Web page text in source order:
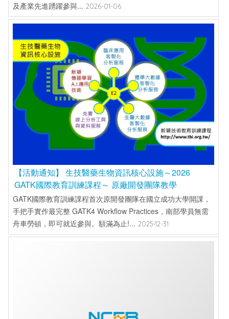
及產業先進踴躍參與... 2026-01-06
【活動通知】 生技醫藥生物資訊核心設施～2026
GATK國際教育訓練課程～ 原廠開發團隊教學
GATK國際教育訓練課程首次原開發團隊在國立成功大學開課，
手把手實作最完整 GATK4 Workflow Practices，南部學員無需
舟車勞頓，即可就近參與。額滿為止!... 2025-12-31